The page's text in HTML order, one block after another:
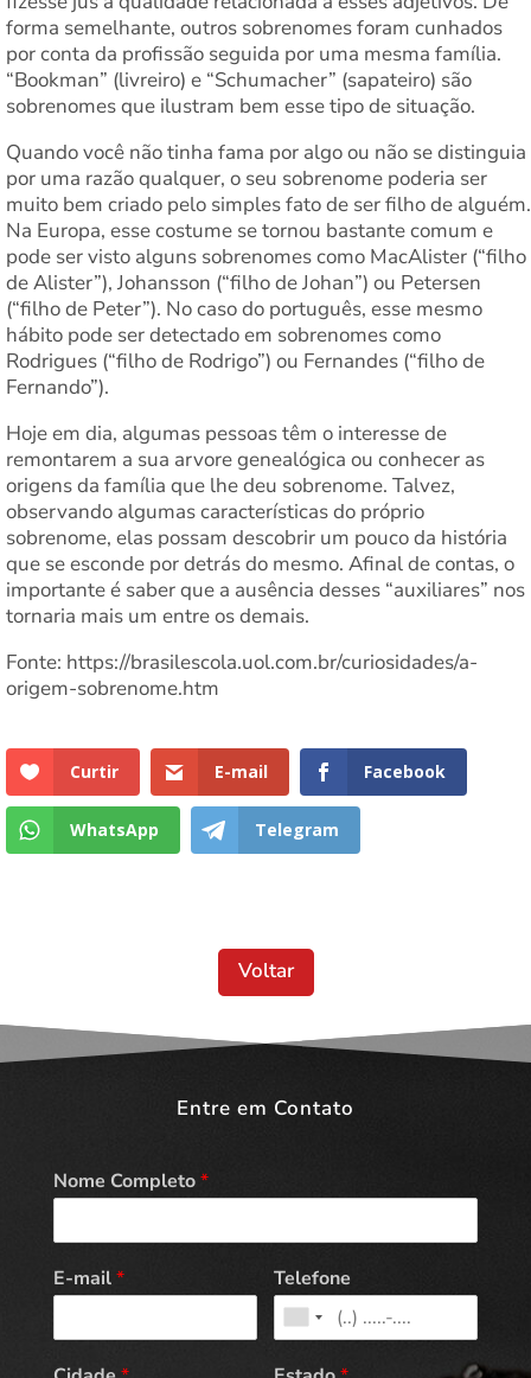
forma semelhante, outros sobrenomes foram cunhados
por conta da profissão seguida por uma mesma família.
“Bookman” (livreiro) e “Schumacher” (sapateiro) são
sobrenomes que ilustram bem esse tipo de situação.
Quando você não tinha fama por algo ou não se distinguia
por uma razão qualquer, o seu sobrenome poderia ser
muito bem criado pelo simples fato de ser filho de alguém.
Na Europa, esse costume se tornou bastante comum e
pode ser visto alguns sobrenomes como MacAlister (“filho
de Alister”), Johansson (“filho de Johan”) ou Petersen
(“filho de Peter”). No caso do português, esse mesmo
hábito pode ser detectado em sobrenomes como
Rodrigues (“filho de Rodrigo”) ou Fernandes (“filho de
Fernando”).
Hoje em dia, algumas pessoas têm o interesse de
remontarem a sua arvore genealógica ou conhecer as
origens da família que lhe deu sobrenome. Talvez,
observando algumas características do próprio
sobrenome, elas possam descobrir um pouco da história
que se esconde por detrás do mesmo. Afinal de contas, o
importante é saber que a ausência desses “auxiliares” nos
tornaria mais um entre os demais.
Fonte: https://brasilescola.uol.com.br/curiosidades/a-
origem-sobrenome.htm
Curtir E-mail Facebook
WhatsApp Telegram
Voltar
Entre em Contato
Nome Completo*
E-mail* Telefone